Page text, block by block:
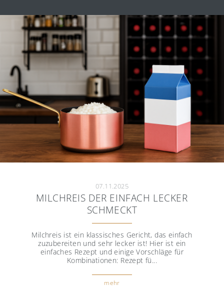
07.11.2025
MILCHREIS DER EINFACH LECKER
SCHMECKT
Milchreis ist ein klassisches Gericht, das einfach
zuzubereiten und sehr lecker ist! Hier ist ein
einfaches Rezept und einige Vorschläge für
Kombinationen: Rezept fü...
mehr